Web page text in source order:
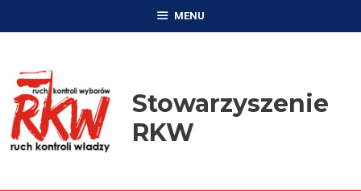
MENU
Stowarzyszenie
RKW